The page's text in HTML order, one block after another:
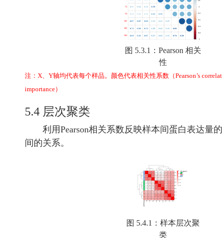
图 5.3.1：Pearson 相关
性
注：X、Y轴均代表每个样品。颜色代表相关性系数（Pearson’s
importance）
5.4 层次聚类
利用Pearson相关系数反映样本间蛋白表达量
间的关系。
图 5.4.1：样本层次聚
类